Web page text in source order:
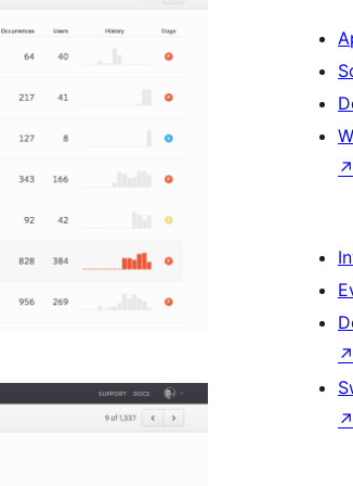
↗
↗
↗